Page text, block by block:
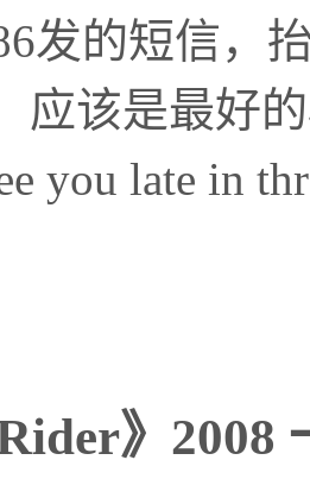
发的短信，
，应该是最
you late in
》2008